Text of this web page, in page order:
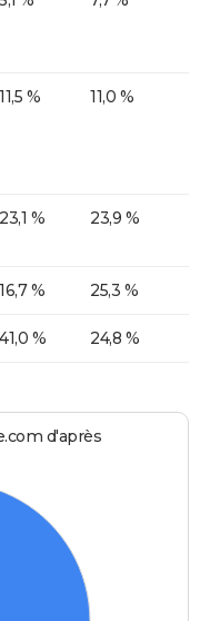
11,5 % 11,0 %
23,1 % 23,9 %
16,7 % 25,3 %
41,0 % 24,8 %
d'après